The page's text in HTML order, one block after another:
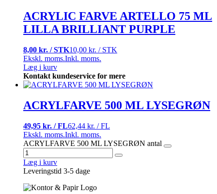
ACRYLIC FARVE ARTELLO 75 ML
LILLA BRILLIANT PURPLE
8,00 kr. / STK10,00 kr. / STK
Ekskl. moms.Inkl. moms.
Læg i kurv
Kontakt kundeservice for mere
ACRYLFARVE 500 ML LYSEGRØN
49,95 kr. / FL62,44 kr. / FL
Ekskl. moms.Inkl. moms.
ACRYLFARVE 500 ML LYSEGRØN antal
Læg i kurv
Leveringstid 3-5 dage